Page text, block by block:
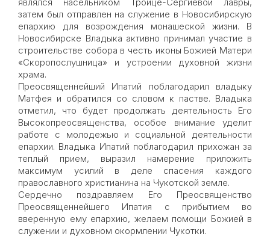
затем был отправлен на служение в Новосибирскую
епархию для возрождения монашеской жизни. В
Новосибирске Владыка активно принимал участие в
строительстве собора в честь иконы Божией Матери
«Скоропослушница» и устроении духовной жизни
храма.
Преосвященнейший Ипатий поблагодарил владыку
Матфея и обратился со словом к пастве. Владыка
отметил, что будет продолжать деятельность Его
Высокопреосвященства, особое внимание уделит
работе с молодежью и социальной деятельности
епархии. Владыка Ипатий поблагодарил прихожан за
теплый прием, выразил намерение приложить
максимум усилий в деле спасения каждого
православного христианина на Чукотской земле.
Сердечно поздравляем Его Преосвященство
Преосвященнейшего Ипатия с прибытием во
вверенную ему епархию, желаем помощи Божией в
служении и духовном окормлении Чукотки.